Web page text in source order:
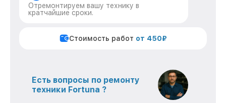
Отремонтируем вашу технику в
кратчайшие сроки.
Стоимость работ от 450₽
Есть вопросы по ремонту
техники Fortuna ?